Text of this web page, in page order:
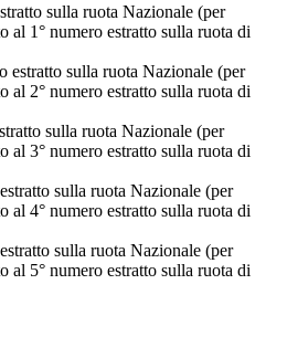
sulla ruota Nazionale (per
al 1° numero estratto sulla ruota di
estratto sulla ruota Nazionale (per
al 2° numero estratto sulla ruota di
sulla ruota Nazionale (per
al 3° numero estratto sulla ruota di
sulla ruota Nazionale (per
al 4° numero estratto sulla ruota di
sulla ruota Nazionale (per
al 5° numero estratto sulla ruota di